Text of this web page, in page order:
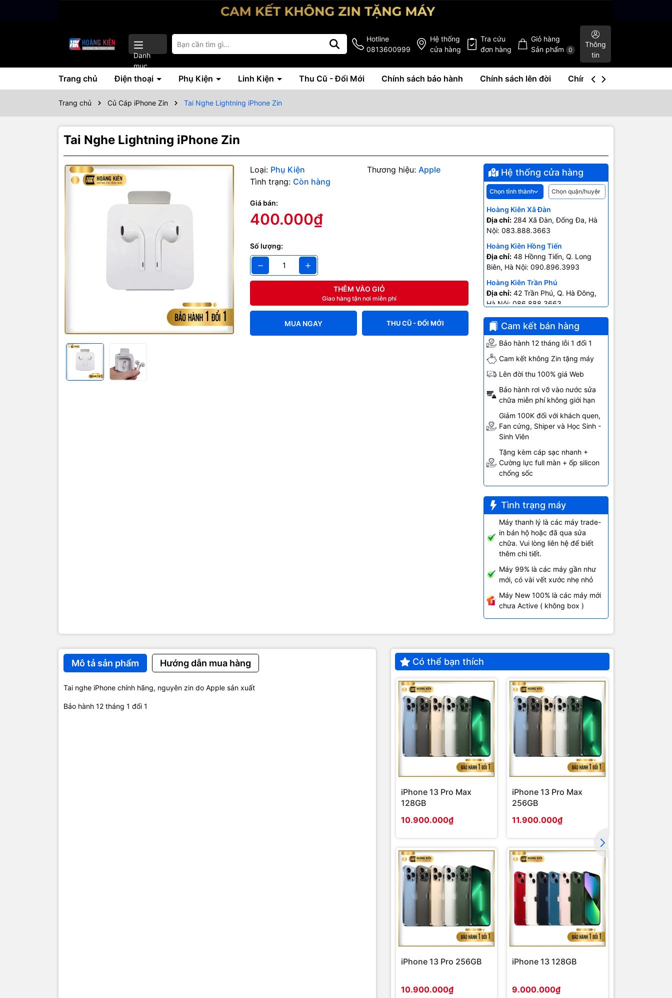
Danh
mục
Hotline
0813600999
Hệ thống
cửa hàng
Tra cứu
đơn hàng
Giỏ hàng
Sản phẩm
0
Thông
tin
Trang chủ Điện thoại Phụ Kiện Linh Kiện Thu Cũ - Đổi Mới Chính sách bảo hành Chính sách lên đời Chính sách mua lại
Trang chủ Củ Cáp iPhone Zin Tai Nghe Lightning iPhone Zin
Tai Nghe Lightning iPhone Zin
Loại: Phụ Kiện Thương hiệu: Apple
Tình trạng: Còn hàng
Giá bán:
400.000₫
Số lượng:
THÊM VÀO GIỎ
Giao hàng tận nơi miễn phí
MUA NGAY THU CŨ - ĐỔI MỚI
Hệ thống cửa hàng
Hoàng Kiên Xã Đàn
Địa chỉ:284 Xã Đàn, Đống Đa, Hà
Nội: 083.888.3663
Hoàng Kiên Hồng Tiến
Địa chỉ:48 Hồnng Tiến, Q. Long
Biên, Hà Nội: 090.896.3993
Hoàng Kiên Trần Phú
Địa chỉ:42 Trần Phú, Q. Hà Đông,
Hà Nội: 086.888.3663
Hoàng Kiên Ngô Gia Tự
Địa chỉ:403 Ngô Gia Tự- P.2, Q.10
Hồ Chí Minh: 0707.678.707
Cam kết bán hàng
Bảo hành 12 tháng lỗi 1 đổi 1
Cam kết không Zin tặng máy
Lên đời thu 100% giá Web
Bảo hành rơi vỡ vào nước sửa
chữa miễn phí không giới hạn
Giảm 100K đối với khách quen,
Fan cứng, Shiper và Học Sinh -
Sinh Viên
Tặng kèm cáp sạc nhanh +
Cường lực full màn + ốp silicon
chống sốc
Tình trạng máy
Máy thanh lý là các máy trade-
in bán hộ hoặc đã qua sửa
chữa. Vui lòng liên hệ để biết
thêm chi tiết.
Máy 99% là các máy gần như
mới, có vài vết xước nhẹ nhỏ
Máy New 100% là các máy mới
chưa Active ( không box )
Mô tả sản phẩm Hướng dẫn mua hàng
Tai nghe iPhone chính hãng, nguyên zin do Apple sản xuất
Bảo hành 12 tháng 1 đổi 1
Có thể bạn thích
iPhone 13 Pro Max
128GB
10.900.000₫
iPhone 13 Pro Max
256GB
11.900.000₫
iPhone 13 Pro 256GB
10.900.000₫
iPhone 13 128GB
9.000.000₫
Thông số kỹ thuật
Tai nghe iPhone chính hãng, nguyên zin do Apple sản xuất
Bảo hành 12 tháng 1 đổi 1